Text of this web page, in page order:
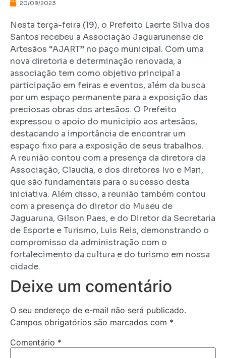
20/09/2023
Nesta terça-feira (19), o Prefeito Laerte Silva dos
Santos recebeu a Associação Jaguarunense de
Artesãos “AJART” no paço municipal. Com uma
nova diretoria e determinação renovada, a
associação tem como objetivo principal a
participação em feiras e eventos, além da busca
por um espaço permanente para a exposição das
preciosas obras dos artesãos. O Prefeito
expressou o apoio do município aos artesãos,
destacando a importância de encontrar um
espaço fixo para a exposição de seus trabalhos.
A reunião contou com a presença da diretora da
Associação, Claudia, e dos diretores Ivo e Mari,
que são fundamentais para o sucesso desta
iniciativa. Além disso, a reunião também contou
com a presença do diretor do Museu de
Jaguaruna, Gilson Paes, e do Diretor da Secretaria
de Esporte e Turismo, Luis Reis, demonstrando o
compromisso da administração com o
fortalecimento da cultura e do turismo em nossa
cidade.
Deixe um comentário
O seu endereço de e-mail não será publicado.
Campos obrigatórios são marcados com *
Comentário *